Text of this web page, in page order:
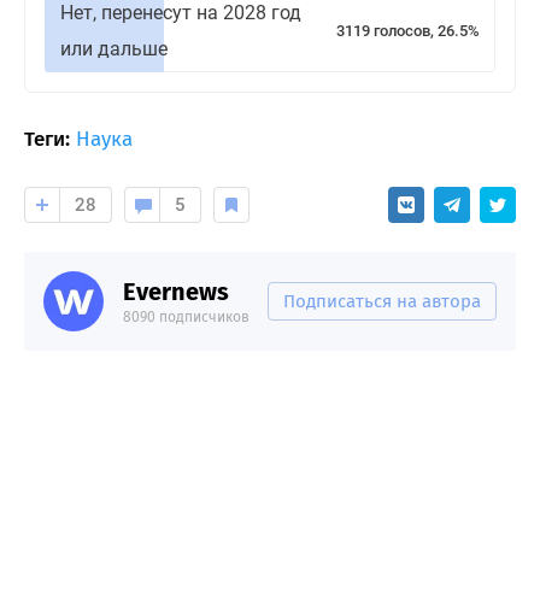
Нет, перенесут на 2028 год
или дальше
3119 голосов, 26.5%
Теги: Наука
28 5
Evernews
8090 подписчиков
Подписаться на автора